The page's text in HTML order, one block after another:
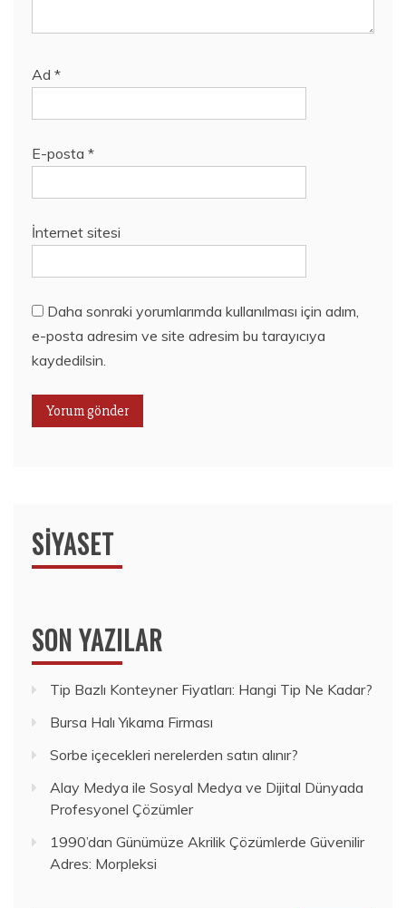
Ad *
E-posta *
İnternet sitesi
Daha sonraki yorumlarımda kullanılması için adım,
e-posta adresim ve site adresim bu tarayıcıya
kaydedilsin.
SIYASET
SON YAZILAR
Tip Bazlı Konteyner Fiyatları: Hangi Tip Ne Kadar?
Bursa Halı Yıkama Firması
Sorbe içecekleri nerelerden satın alınır?
Alay Medya ile Sosyal Medya ve Dijital Dünyada
Profesyonel Çözümler
1990’dan Günümüze Akrilik Çözümlerde Güvenilir
Adres: Morpleksi